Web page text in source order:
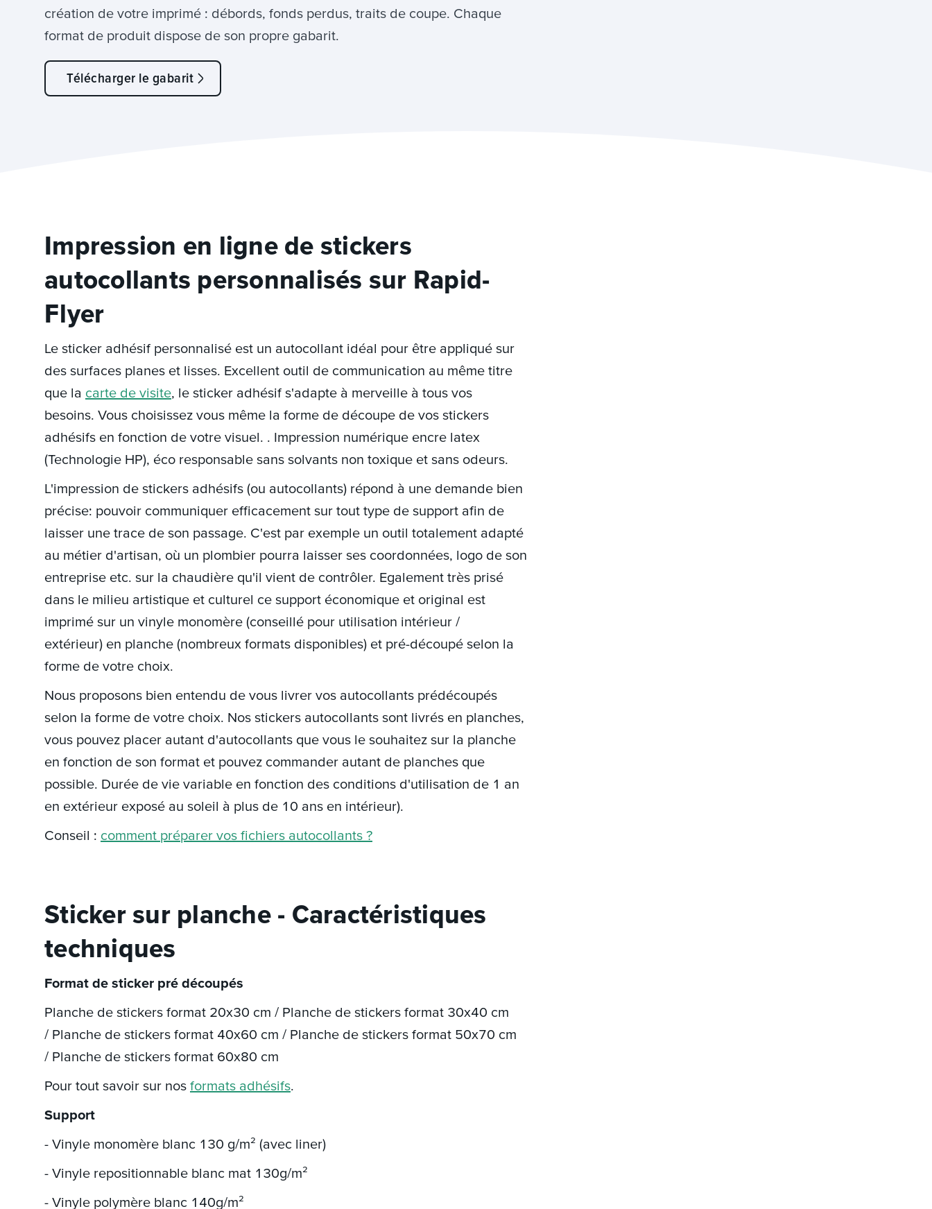
création de votre imprimé : débords, fonds perdus, traits de coupe. Chaque
format de produit dispose de son propre gabarit.
Télécharger le gabarit
Impression en ligne de stickers
autocollants personnalisés sur Rapid-
Flyer
Le sticker adhésif personnalisé est un autocollant idéal pour être appliqué sur
des surfaces planes et lisses. Excellent outil de communication au même titre
que la carte de visite, le sticker adhésif s'adapte à merveille à tous vos
besoins. Vous choisissez vous même la forme de découpe de vos stickers
adhésifs en fonction de votre visuel. . Impression numérique encre latex
(Technologie HP), éco responsable sans solvants non toxique et sans odeurs.
L'impression de stickers adhésifs (ou autocollants) répond à une demande bien
précise: pouvoir communiquer efficacement sur tout type de support afin de
laisser une trace de son passage. C'est par exemple un outil totalement adapté
au métier d'artisan, où un plombier pourra laisser ses coordonnées, logo de son
entreprise etc. sur la chaudière qu'il vient de contrôler. Egalement très prisé
dans le milieu artistique et culturel ce support économique et original est
imprimé sur un vinyle monomère (conseillé pour utilisation intérieur /
extérieur) en planche (nombreux formats disponibles) et pré-découpé selon la
forme de votre choix.
Nous proposons bien entendu de vous livrer vos autocollants prédécoupés
selon la forme de votre choix. Nos stickers autocollants sont livrés en planches,
vous pouvez placer autant d'autocollants que vous le souhaitez sur la planche
en fonction de son format et pouvez commander autant de planches que
possible. Durée de vie variable en fonction des conditions d'utilisation de 1 an
en extérieur exposé au soleil à plus de 10 ans en intérieur).
Conseil : comment préparer vos fichiers autocollants ?
Sticker sur planche - Caractéristiques
techniques
Format de sticker pré découpés
Planche de stickers format 20x30 cm / Planche de stickers format 30x40 cm
/ Planche de stickers format 40x60 cm / Planche de stickers format 50x70 cm
/ Planche de stickers format 60x80 cm
Pour tout savoir sur nos formats adhésifs.
Support
- Vinyle monomère blanc 130 g/m² (avec liner)
- Vinyle repositionnable blanc mat 130g/m²
- Vinyle polymère blanc 140g/m²